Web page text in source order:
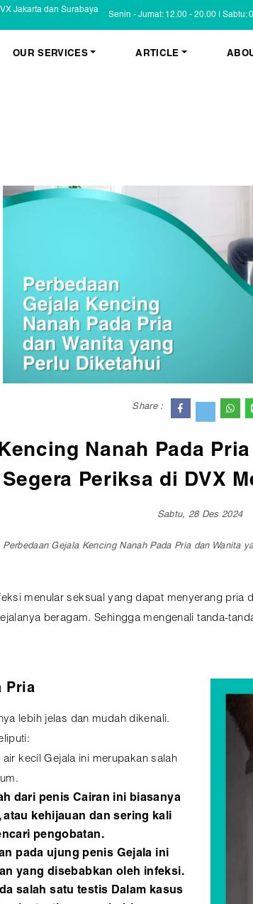
Jakarta dan Surabaya
Senin - Jumat: 12.00 - 20.00 | Sabtu:
OUR SERVICES
Eczema
Masalah Kulit Lain
Infeksi
Keluhan Kulit
Non Infeksi
ARTICLE
Informasi Umum
Tips dan Trik
Cerita Pasien
Share :
Nanah Pada
Segera Periksa di DVX
Sabtu, 28 Des 2024
Perbedaan Gejala Kencing Nanah Pada Pria dan Wanita
menular seksual yang dapat menyerang
beragam. Sehingga mengenali tanda-
Pria
lebih jelas dan mudah dikenali.
kecil Gejala ini merupakan salah
dari penis Cairan ini biasanya
kehijauan dan sering kali
pengobatan.
pada ujung penis Gejala ini
yang disebabkan oleh infeksi.
salah satu testis Dalam kasus